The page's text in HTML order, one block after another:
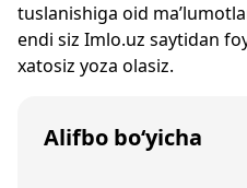
tuslanishiga oid
endi siz Imlo.uz saytidan
xatosiz yoza olasiz.
Alifbo bo‘yicha